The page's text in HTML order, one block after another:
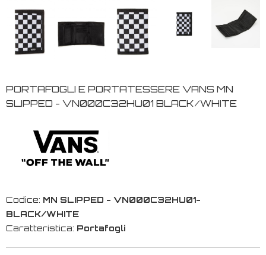
PORTAFOGLI E PORTATESSERE VANS MN
SLIPPED - VN000C32HU01 BLACK/WHITE
Codice: MN SLIPPED - VN000C32HU01-
BLACK/WHITE
Caratteristica: Portafogli